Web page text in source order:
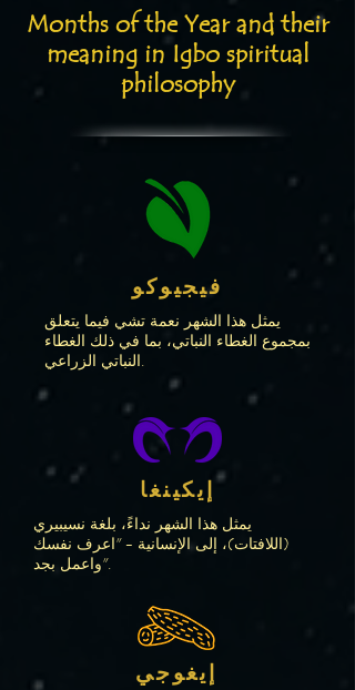
Months of the Year and their
meaning in Igbo spiritual
philosophy
فيجيوكو
يمثل هذا الشهر نعمة تشي فيما يتعلق
بمجموع الغطاء النباتي، بما في ذلك الغطاء
النباتي الزراعي.
إيكينغا
يمثل هذا الشهر نداءً، بلغة نسيبيري
(اللافتات)، إلى الإنسانية - "اعرف نفسك
واعمل بجد".
إيغوجي